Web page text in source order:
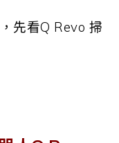
先看Q Revo 掃